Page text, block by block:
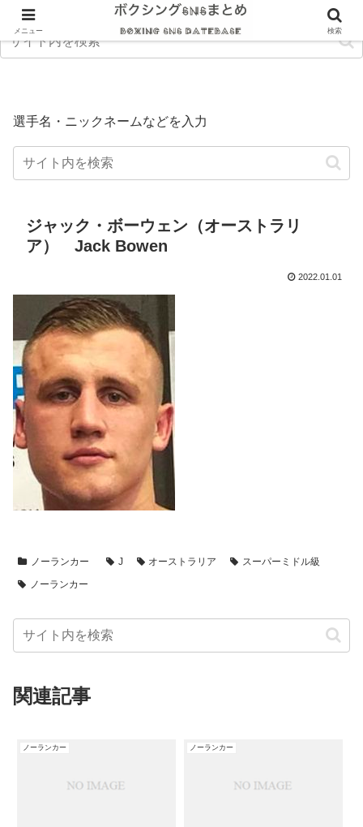
選手名・ニックネームなどを入力
ジャック・ボーウェン（オーストラリ
ア） Jack Bowen
2022.01.01
ノーランカー J オーストラリア
スーパーミドル級
ノーランカー
関連記事
ノーランカー ノーランカー
メニュー 検索